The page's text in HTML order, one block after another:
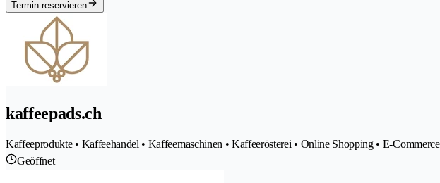
Termin reservieren
kaffeepads.ch
Kaffeeprodukte • Kaffeehandel • Kaffeemaschinen • Kaffeerösterei • Online Shopping • E-
Geöffnet